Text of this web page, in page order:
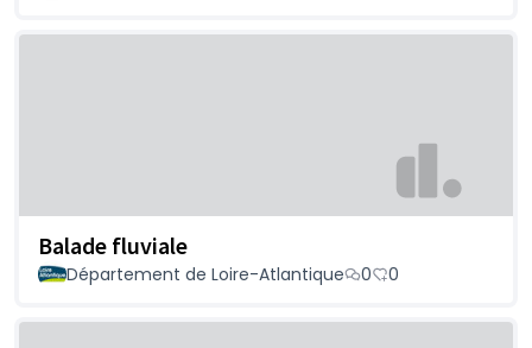
Balade fluviale
Département de Loire-Atlantique 0 0